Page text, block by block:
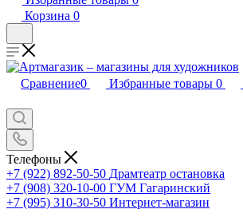
Корзина 0
Сравнение0 Избранные товары 0
Телефоны
+7 (922) 892-50-50 Драмтеатр остановка
+7 (908) 320-10-00 ГУМ Гагаринский
+7 (995) 310-30-50 Интернет-магазин